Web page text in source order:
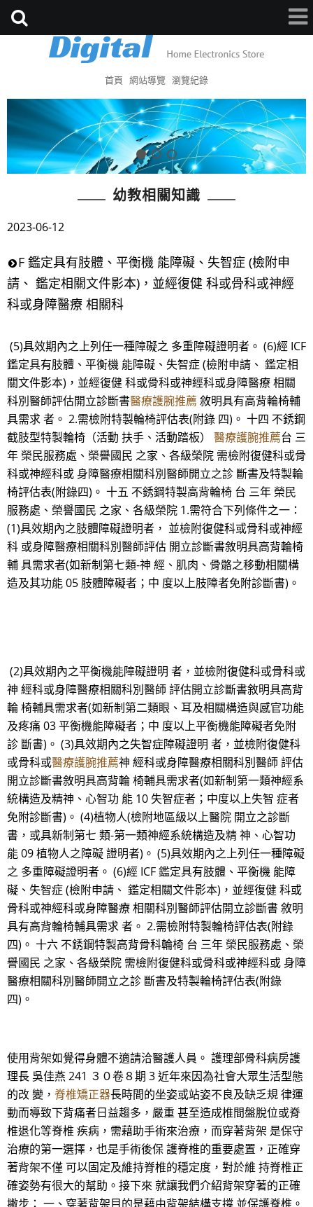
首頁 網站導覽 瀏覽紀錄
幼教相關知識
2023-06-12
F 鑑定具有肢體、平衡機 能障礙、失智症 (檢附申
請、 鑑定相關文件影本)，並經復健 科或骨科或神經
科或身障醫療 相關科
(5)具效期內之上列任一種障礙之 多重障礙證明者。 (6)經 ICF
鑑定具有肢體、平衡機 能障礙、失智症 (檢附申請、 鑑定相
關文件影本)，並經復健 科或骨科或神經科或身障醫療 相關
科別醫師評估開立診斷書醫療護腕推薦 敘明具有高背輪椅輔
具需求 者。 2.需檢附特製輪椅評估表(附錄 四)。 十四 不銹鋼
截肢型特製輪椅（活動 扶手、活動踏板） 醫療護腕推薦台 三
年 榮民服務處、榮譽國民 之家、各級榮院 需檢附復健科或骨
科或神經科或 身障醫療相關科別醫師開立之診 斷書及特製輪
椅評估表(附錄四)。 十五 不銹鋼特製高背輪椅 台 三年 榮民
服務處、榮譽國民 之家、各級榮院 1.需符合下列條件之一：
(1)具效期內之肢體障礙證明者， 並檢附復健科或骨科或神經
科 或身障醫療相關科別醫師評估 開立診斷書敘明具高背輪椅
輔 具需求者(如新制第七類-神 經、肌肉、骨骼之移動相關構
造及其功能 05 肢體障礙者；中 度以上肢障者免附診斷書)。
(2)具效期內之平衡機能障礙證明 者，並檢附復健科或骨科或
神 經科或身障醫療相關科別醫師 評估開立診斷書敘明具高背
輪 椅輔具需求者(如新制第二類眼、耳及相關構造與感官功能
及疼痛 03 平衡機能障礙者；中 度以上平衡機能障礙者免附
診 斷書)。 (3)具效期內之失智症障礙證明 者，並檢附復健科
或骨科或醫療護腕推薦神 經科或身障醫療相關科別醫師 評估
開立診斷書敘明具高背輪 椅輔具需求者(如新制第一類神經系
統構造及精神、心智功 能 10 失智症者；中度以上失智 症者
免附診斷書)。 (4)植物人(檢附地區級以上醫院 開立之診斷
書，或具新制第七 類-第一類神經系統構造及精 神、心智功
能 09 植物人之障礙 證明者)。 (5)具效期內之上列任一種障礙
之 多重障礙證明者。 (6)經 ICF 鑑定具有肢體、平衡機 能障
礙、失智症 (檢附申請、 鑑定相關文件影本)，並經復健 科或
骨科或神經科或身障醫療 相關科別醫師評估開立診斷書 敘明
具有高背輪椅輔具需求 者。 2.需檢附特製輪椅評估表(附錄
四)。 十六 不銹鋼特製高背骨科輪椅 台 三年 榮民服務處、榮
譽國民 之家、各級榮院 需檢附復健科或骨科或神經科或 身障
醫療相關科別醫師開立之診 斷書及特製輪椅評估表(附錄
四)。
使用背架如覺得身體不適請洽醫護人員。 護理部骨科病房護
理長 吳佳燕 241 ３０卷８期 3 近年來因為社會大眾生活型態
的改 變， 脊椎矯正器長時間的坐姿或站姿不良及缺乏規 律運
動而導致下背痛者日益趨多，嚴重 甚至造成椎間盤脫位或脊
椎退化等脊椎 疾病，需藉助手術來治療，而穿著背架 是保守
治療的第一選擇，也是手術後保 護脊椎的重要處置，正確穿
著背架不僅 可以固定及維持脊椎的穩定度，對於維 持脊椎正
確姿勢有很大的幫助。接下來 就讓我們介紹背架穿著的正確
撇步： 一、穿著背架目的是藉由背架結構支撐 並保護脊椎。